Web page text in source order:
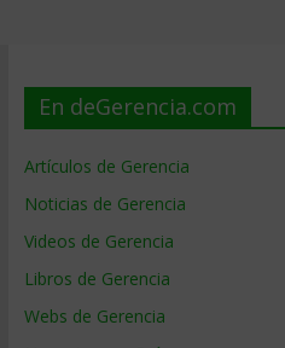
En deGerencia.com
Artículos de Gerencia
Noticias de Gerencia
Videos de Gerencia
Libros de Gerencia
Webs de Gerencia